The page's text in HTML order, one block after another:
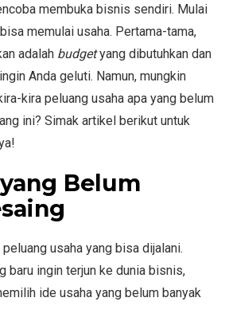
membuka bisnis sendiri. Mulai
memulai usaha. Pertama-tama,
adalah budgetyang dibutuhkan dan
Anda geluti. Namun, mungkin
kira peluang usaha apa yang belum
ini? Simak artikel berikut untuk
Belum
usaha yang bisa dijalani.
baru ingin terjun ke dunia bisnis,
ide usaha yang belum banyak